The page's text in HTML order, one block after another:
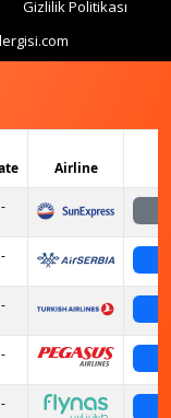
Gizlilik Politikası
Airline
-
-
-
-
-